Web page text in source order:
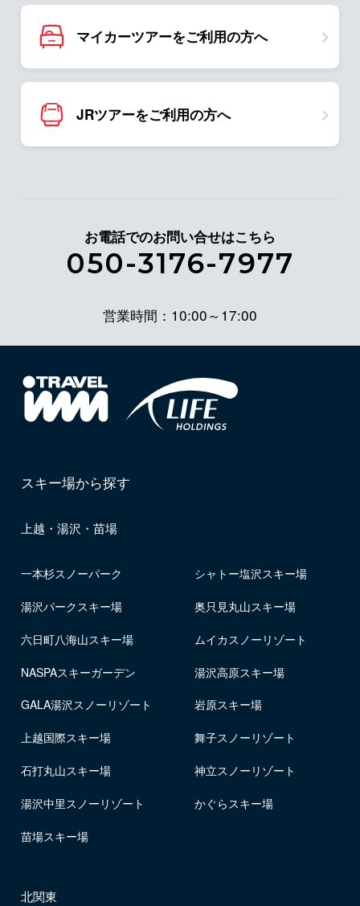
マイカーツアーをご利用の方へ
JRツアーをご利用の方へ
お電話でのお問い合せはこちら
050-3176-7977
営業時間：10:00～17:00
スキー場から探す
上越・湯沢・苗場
一本杉スノーパーク シャトー塩沢スキー場
湯沢パークスキー場 奥只見丸山スキー場
六日町八海山スキー場 ムイカスノーリゾート
NASPAスキーガーデン 湯沢高原スキー場
GALA湯沢スノーリゾート 岩原スキー場
上越国際スキー場 舞子スノーリゾート
石打丸山スキー場 神立スノーリゾート
湯沢中里スノーリゾート かぐらスキー場
苗場スキー場
北関東